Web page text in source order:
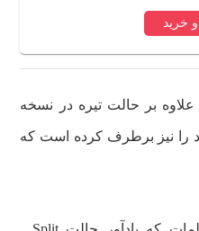
خرید
بر حالت تیره در نسخه
را نیز برطرف کرده است که